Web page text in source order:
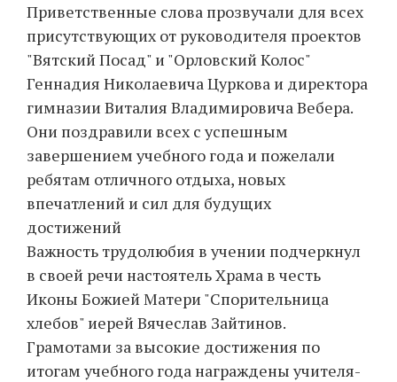
Приветственные слова прозвучали для всех
присутствующих от руководителя проектов
"Вятский Посад" и "Орловский Колос"
Геннадия Николаевича Цуркова и директора
гимназии Виталия Владимировича Вебера.
Они поздравили всех с успешным
завершением учебного года и пожелали
ребятам отличного отдыха, новых
впечатлений и сил для будущих
достижений
Важность трудолюбия в учении подчеркнул
в своей речи настоятель Храма в честь
Иконы Божией Матери "Спорительница
хлебов" иерей Вячеслав Зайтинов.
Грамотами за высокие достижения по
итогам учебного года награждены учителя-